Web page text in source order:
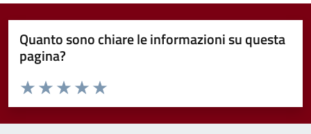
Quanto sono chiare le informazioni su questa
pagina?
Valuta da 1 a 5 stelle la pagina
Valuta 5 stelle su 5
Valuta 4 stelle su 5
Valuta 3 stelle su 5
Valuta 2 stelle su 5
Valuta 1 stelle su 5